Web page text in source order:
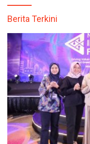
Berita Terkini